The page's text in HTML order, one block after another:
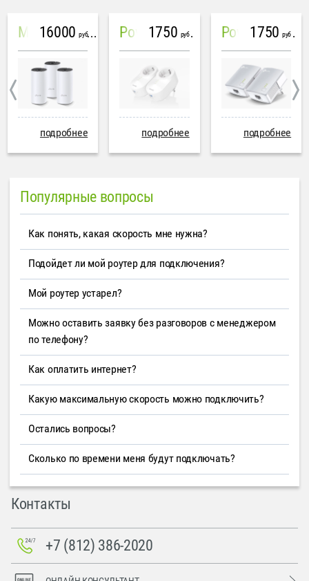
Mesh система TP-Link Deco M4 (3 устройства)
16000 руб
подробнее
PowerLine Tenda PH6
1750 руб
подробнее
PowerLine TP-Link AV600
1750 руб
подробнее
Популярные вопросы
Как понять, какая скорость мне нужна?
Подойдет ли мой роутер для подключения?
Мой роутер устарел?
Можно оставить заявку без разговоров с менеджером
по телефону?
Как оплатить интернет?
Какую максимальную скорость можно подключить?
Остались вопросы?
Сколько по времени меня будут подключать?
Контакты
+7 (812) 386-2020